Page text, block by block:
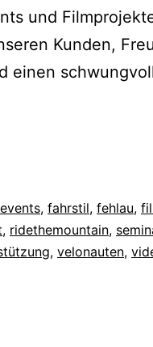
und
Kunden,
einen
events, fahrstil, fehlau,
, ridethemountain,
, velonauten,